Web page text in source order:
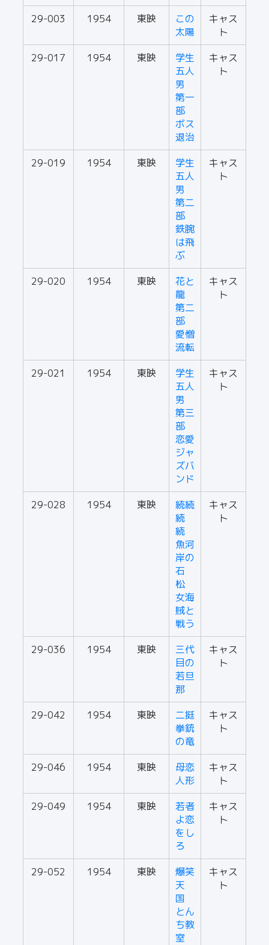
29-003 1954 東映
この
太陽
キャス
ト
29-017
1954 東映
学生
五人
男
第一
部
ボス
退治
キャス
ト
29-019 1954 東映
学生
五人
男
第二
部
鉄腕
は飛
ぶ
キャス
ト
29-020 1954 東映
花と
龍
第二
部
愛憎
流転
キャス
ト
29-021 1954 東映
学生
五人
男
第三
部
恋愛
ジャ
ズバ
ンド
キャス
ト
29-028 1954 東映
続続
続
続
魚河
岸の
石
松
女海
賊と
戦う
キャス
ト
29-036 1954 東映
三代
目の
若旦
那
キャス
ト
29-042 1954 東映
二挺
拳銃
の竜
キャス
ト
29-046 1954 東映
母恋
人形
キャス
ト
29-049
1954 東映
若者
よ恋
をし
ろ
キャス
ト
29-052 1954 東映
爆笑
天
国
とん
ち教
室
キャス
ト